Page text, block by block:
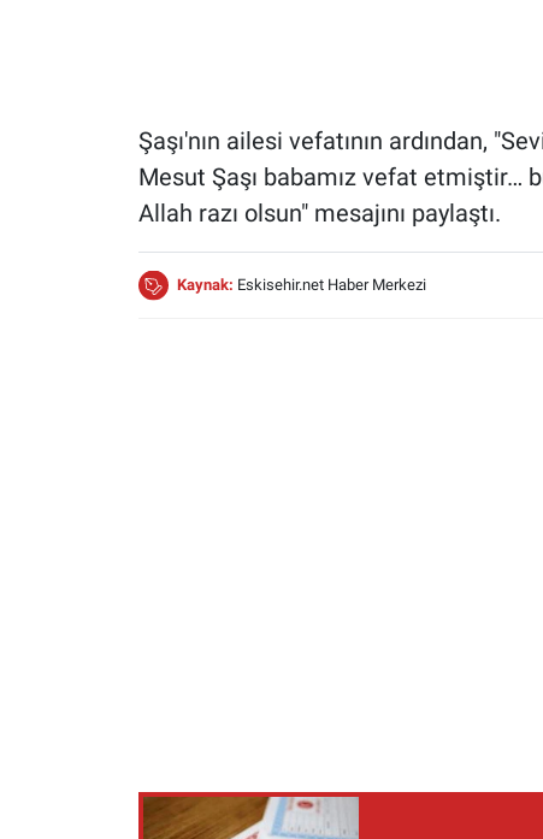
Şaşı'nın ailesi vefatının ardından,
Mesut Şaşı babamız vefat etmiştir…
Allah razı olsun" mesajını paylaştı.
Kaynak: Eskisehir.net Haber Merkezi